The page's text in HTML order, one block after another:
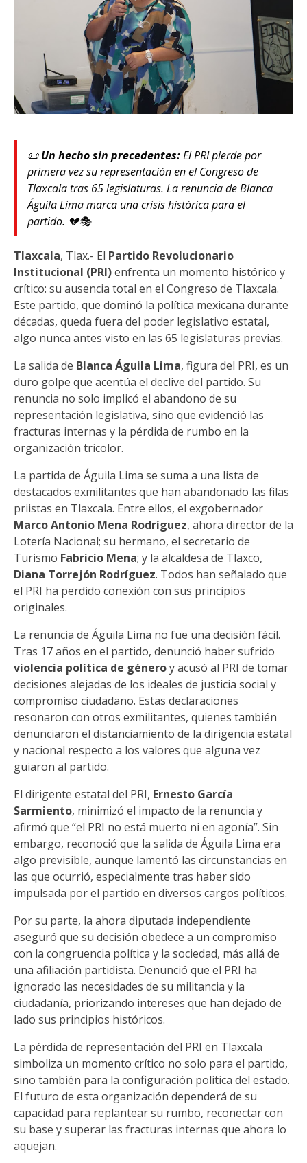
📜Un hecho sin precedentes:El PRI pierde por
primera vez su representación en el Congreso de
Tlaxcala tras 65 legislaturas. La renuncia de Blanca
Águila Lima marca una crisis histórica para el
partido. 💔🎭
Tlaxcala, Tlax.- El Partido Revolucionario
Institucional (PRI)enfrenta un momento histórico y
crítico: su ausencia total en el Congreso de Tlaxcala.
Este partido, que dominó la política mexicana durante
décadas, queda fuera del poder legislativo estatal,
algo nunca antes visto en las 65 legislaturas previas.
La salida de Blanca Águila Lima, figura del PRI, es un
duro golpe que acentúa el declive del partido. Su
renuncia no solo implicó el abandono de su
representación legislativa, sino que evidenció las
fracturas internas y la pérdida de rumbo en la
organización tricolor.
La partida de Águila Lima se suma a una lista de
destacados exmilitantes que han abandonado las filas
priistas en Tlaxcala. Entre ellos, el exgobernador
Marco Antonio Mena Rodríguez, ahora director de la
Lotería Nacional; su hermano, el secretario de
Turismo Fabricio Mena; y la alcaldesa de Tlaxco,
Diana Torrejón Rodríguez. Todos han señalado que
el PRI ha perdido conexión con sus principios
originales.
La renuncia de Águila Lima no fue una decisión fácil.
Tras 17 años en el partido, denunció haber sufrido
violencia política de géneroy acusó al PRI de tomar
decisiones alejadas de los ideales de justicia social y
compromiso ciudadano. Estas declaraciones
resonaron con otros exmilitantes, quienes también
denunciaron el distanciamiento de la dirigencia estatal
y nacional respecto a los valores que alguna vez
guiaron al partido.
El dirigente estatal del PRI, Ernesto García
Sarmiento, minimizó el impacto de la renuncia y
afirmó que “el PRI no está muerto ni en agonía”. Sin
embargo, reconoció que la salida de Águila Lima era
algo previsible, aunque lamentó las circunstancias en
las que ocurrió, especialmente tras haber sido
impulsada por el partido en diversos cargos políticos.
Por su parte, la ahora diputada independiente
aseguró que su decisión obedece a un compromiso
con la congruencia política y la sociedad, más allá de
una afiliación partidista. Denunció que el PRI ha
ignorado las necesidades de su militancia y la
ciudadanía, priorizando intereses que han dejado de
lado sus principios históricos.
La pérdida de representación del PRI en Tlaxcala
simboliza un momento crítico no solo para el partido,
sino también para la configuración política del estado.
El futuro de esta organización dependerá de su
capacidad para replantear su rumbo, reconectar con
su base y superar las fracturas internas que ahora lo
aquejan.